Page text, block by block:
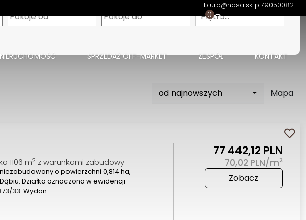
biuro@nasalski.pl790500821
0
SPRZEDAŻ OFF-MARKET ZESPÓŁ KONTAKT
Piętro…
od najnowszych Mapa
1106 m2 z warunkami zabudowy
o powierzchni 0,814 ha,
Działka oznaczona w ewidencji
33. Wydan…
77 442,12 PLN
70,02 PLN/m2
Zobacz